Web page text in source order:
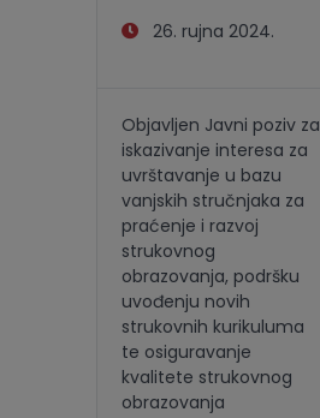
26. rujna 2024.
Objavljen Javni poziv za
iskazivanje interesa za
uvrštavanje u bazu
vanjskih stručnjaka za
praćenje i razvoj
strukovnog
obrazovanja, podršku
uvođenju novih
strukovnih kurikuluma
te osiguravanje
kvalitete strukovnog
obrazovanja